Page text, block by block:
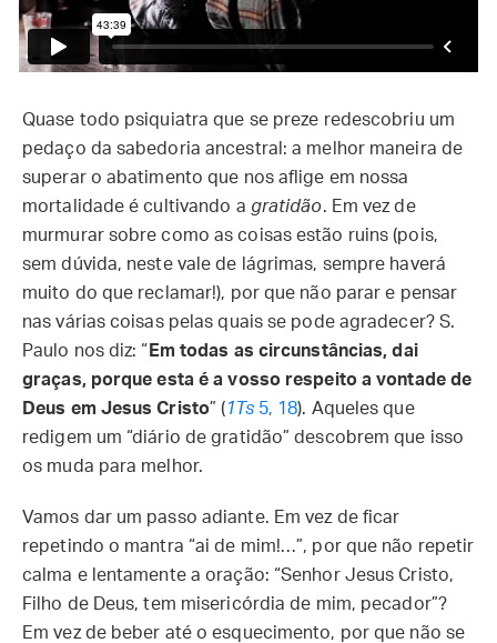
Quase todo psiquiatra que se preze redescobriu um
pedaço da sabedoria ancestral: a melhor maneira de
superar o abatimento que nos aflige em nossa
mortalidade é cultivando a gratidão. Em vez de
murmurar sobre como as coisas estão ruins (pois,
sem dúvida, neste vale de lágrimas, sempre haverá
muito do que reclamar!), por que não parar e pensar
nas várias coisas pelas quais se pode agradecer? S.
Paulo nos diz: “ Em todas as circunstâncias, dai
graças, porque esta é a vosso respeito a vontade de
Deus em Jesus Cristo” (1Ts5, 18). Aqueles que
redigem um “diário de gratidão” descobrem que isso
os muda para melhor.
Vamos dar um passo adiante. Em vez de ficar
repetindo o mantra “ai de mim!…”, por que não repetir
calma e lentamente a oração: “Senhor Jesus Cristo,
Filho de Deus, tem misericórdia de mim, pecador”?
Em vez de beber até o esquecimento, por que não se